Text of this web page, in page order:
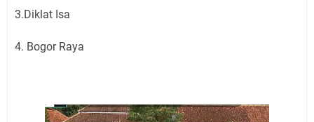
3.Diklat Isa
4. Bogor Raya